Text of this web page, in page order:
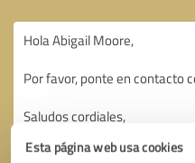
Esta página web usa cookies